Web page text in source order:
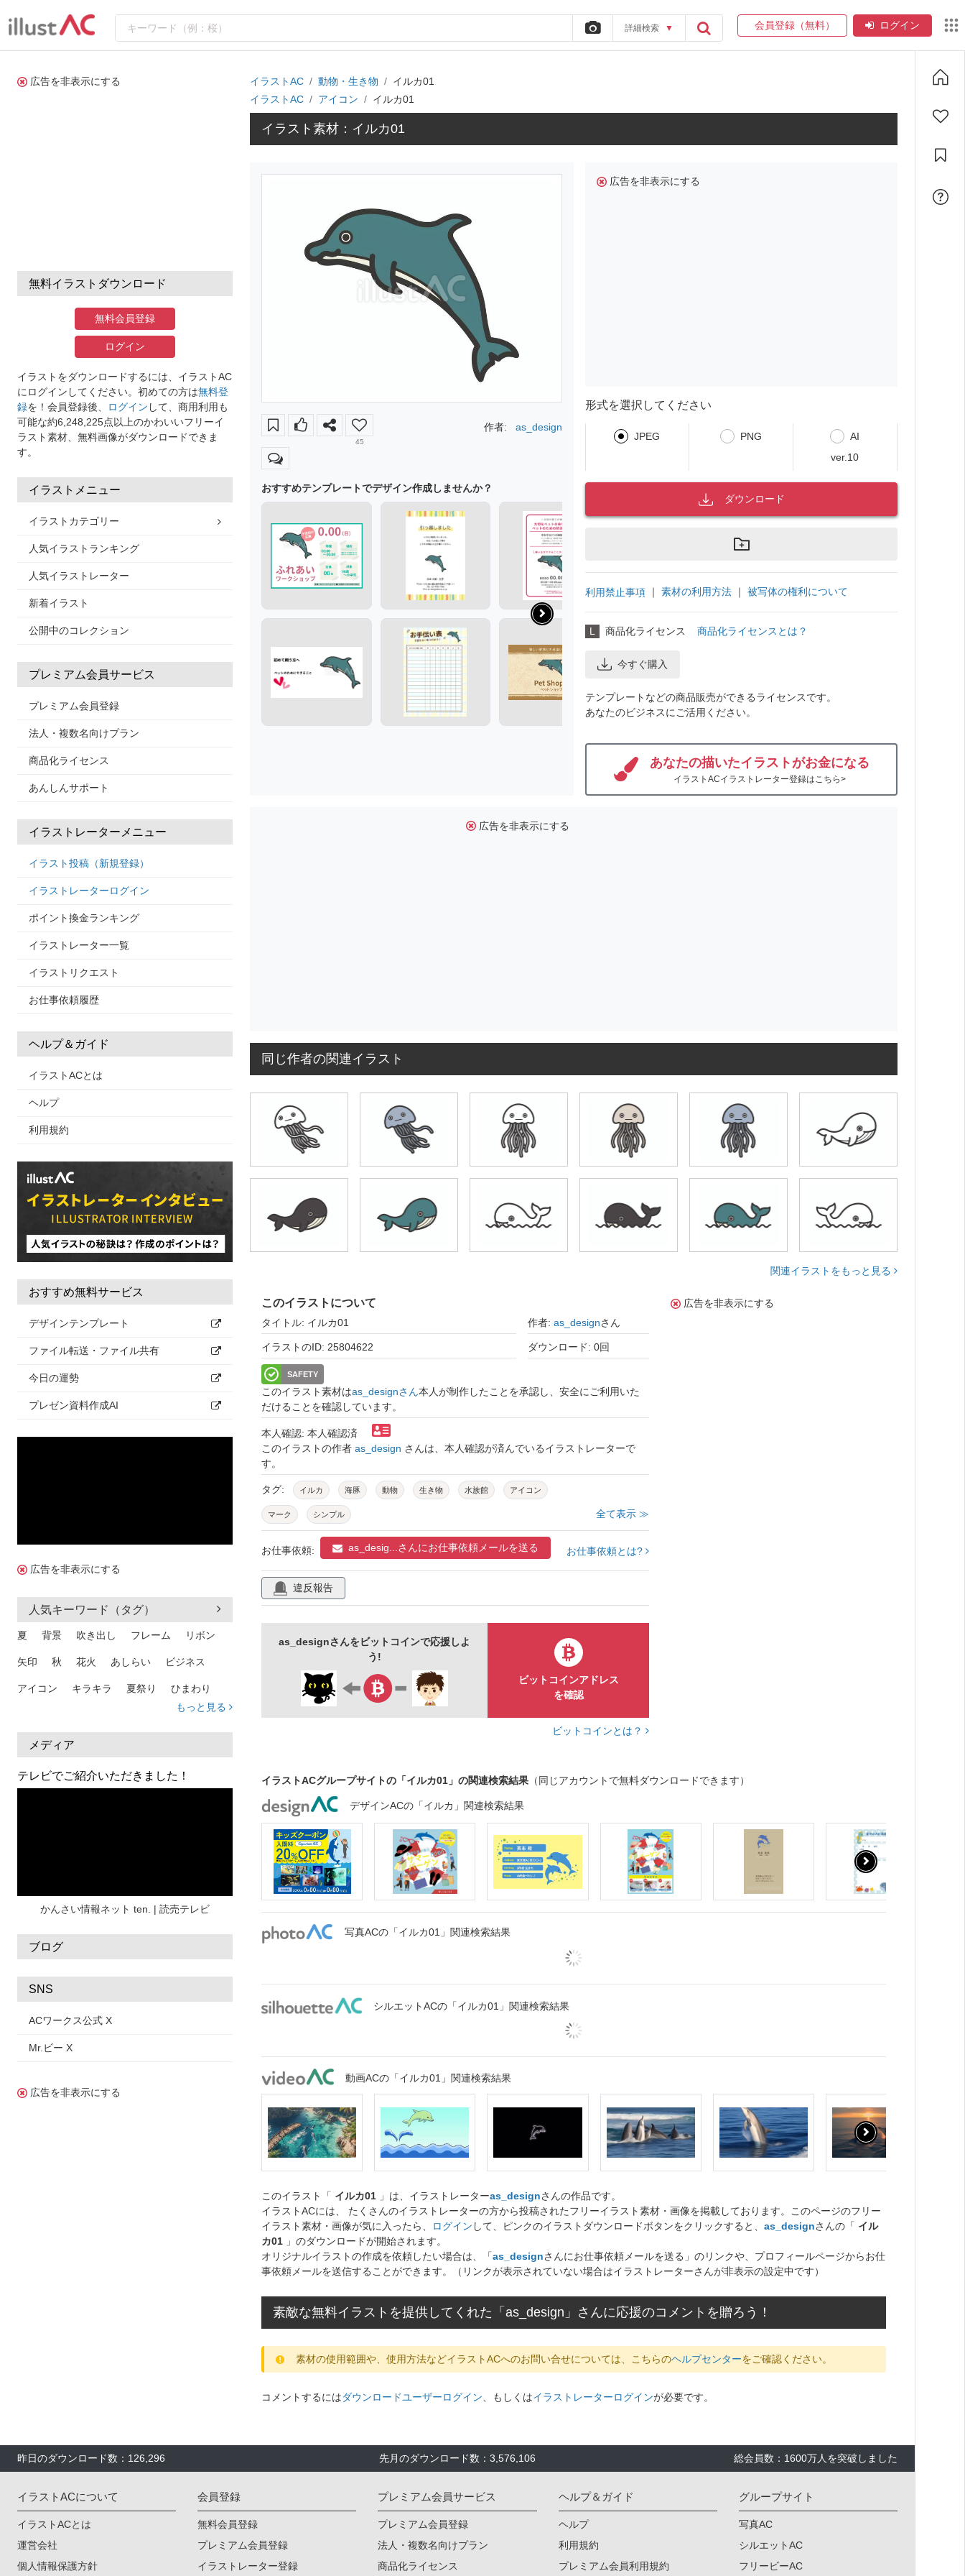
詳細検索 ▼ 会員登録（無料） ログイン
広告を非表示にする
無料イラストダウンロード
無料会員登録
ログイン
イラストをダウンロードするには、イラストAC
にログインしてください。初めての方は無料登
録を！会員登録後、 ログイン して、商用利用も
可能な約6,248,225点以上のかわいいフリーイ
ラスト素材、無料画像がダウンロードできま
す。
イラストメニュー
イラストカテゴリー
人気イラストランキング
人気イラストレーター
新着イラスト
公開中のコレクション
プレミアム会員サービス
プレミアム会員登録
法人・複数名向けプラン
商品化ライセンス
あんしんサポート
イラストレーターメニュー
イラスト投稿（新規登録）
イラストレーターログイン
ポイント換金ランキング
イラストレーター一覧
イラストリクエスト
お仕事依頼履歴
ヘルプ＆ガイド
イラストACとは
ヘルプ
利用規約
おすすめ無料サービス
デザインテンプレート
ファイル転送・ファイル共有
今日の運勢
プレゼン資料作成AI
広告を非表示にする
人気キーワード（タグ）
夏 背景 吹き出し フレーム リボン
矢印 秋 花火 あしらい ビジネス
アイコン キラキラ 夏祭り ひまわり
熱中症
人物 暑中見舞い
日本地図 海
もっと見る
メディア
テレビでご紹介いただきました！
かんさい情報ネット ten. | 読売テレビ
ブログ
SNS
ACワークス公式 X
Mr.ビー X
広告を非表示にする
イラストAC 動物・生き物
イルカ01
イラストAC
アイコン イルカ01
イラスト素材：イルカ01
45
作者: as_design
おすすめテンプレートでデザイン作成しませんか？
広告を非表示にする
形式を選択してください
JPEG PNG
AI
ver.10
ダウンロード
利用禁止事項 ｜ 素材の利用方法 ｜ 被写体の権利について
L 商品化ライセンス 商品化ライセンスとは？
今すぐ購入
テンプレートなどの商品販売ができるライセンスです。
あなたのビジネスにご活用ください。
あなたの描いたイラストがお金になる
イラストACイラストレーター登録はこちら>
広告を非表示にする
同じ作者の関連イラスト
関連イラストをもっと見る
このイラストについて
タイトル: イルカ01 作者: as_designさん
イラストのID: 25804622 ダウンロード: 0回
SAFETY
このイラスト素材はas_designさん本人が制作したことを承認し、安全にご利用いた
だけることを確認しています。
本人確認: 本人確認済
このイラストの作者 as_design さんは、本人確認が済んでいるイラストレーターで
す。
タグ: イルカ 海豚 動物 生き物 水族館 アイコン
マーク シンプル 全て表示 ≫
お仕事依頼: as_desig...さんにお仕事依頼メールを送る お仕事依頼とは?
違反報告
as_designさんをビットコインで応援しよ
う!
ビットコインアドレス
を確認
ビットコインとは？
広告を非表示にする
イラストACグループサイトの「イルカ01」の関連検索結果 （同じアカウントで無料ダウンロードできます）
デザインACの「イルカ」関連検索結果
写真ACの「イルカ01」関連検索結果
シルエットACの「イルカ01」関連検索結果
動画ACの「イルカ01」関連検索結果
このイラスト「 イルカ01 」は、イラストレーターas_designさんの作品です。
イラストACには、 たくさんのイラストレーターの方から投稿されたフリーイラスト素材・画像を掲載しております。このページのフリー
イラスト素材・画像が気に入ったら、
ログイン して、ピンクのイラストダウンロードボタンをクリックすると、 as_designさんの「 イル
カ01 」のダウンロードが開始されます。
オリジナルイラストの作成を依頼したい場合は、「as_designさんにお仕事依頼メールを送る」のリンクや、プロフィールページからお仕
事依頼メールを送信することができます。（リンクが表示されていない場合はイラストレーターさんが非表示の設定中です）
素敵な無料イラストを提供してくれた「as_design」さんに応援のコメントを贈ろう！
素材の使用範囲や、使用方法などイラストACへのお問い合せについては、こちらのヘルプセンターをご確認ください。
コメントするにはダウンロードユーザーログイン 、もしくはイラストレーターログインが必要です。
昨日のダウンロード数：126,296 先月のダウンロード数：3,576,106 総会員数：1600万人を突破しました
イラストACについて
イラストACとは
運営会社
個人情報保護方針
会員登録
無料会員登録
プレミアム会員登録
イラストレーター登録
プレミアム会員サービス
プレミアム会員登録
法人・複数名向けプラン
商品化ライセンス
ヘルプ＆ガイド
ヘルプ
利用規約
プレミアム会員利用規約
グループサイト
写真AC
シルエットAC
フリービーAC